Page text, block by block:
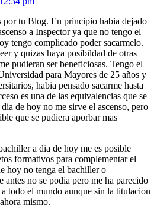
por tu Blog. En principio habia dejado
a Inspector ya que no tengo el
tengo complicado poder sacarmelo.
y quizas haya posibildad de otras
pudieran ser beneficiosas. Tengo el
para Mayores de 25 años y
habia pensado sacarme hasta
es una de las equivalencias que se
de hoy no me sirve el ascenso, pero
que se pudiera aporbar mas
a dia de hoy me es posible
formativos para complementar el
hoy no tenga el bachiller o
antes no se podia pero me ha parecido
todo el mundo aunque sin la titulacion
mismo.